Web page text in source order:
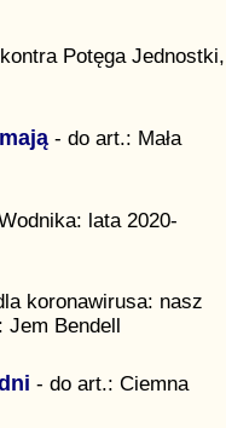
Potęga Jednostki,
- do art.: Mała
lata 2020-
koronawirusa: nasz
Jem Bendell
- do art.: Ciemna